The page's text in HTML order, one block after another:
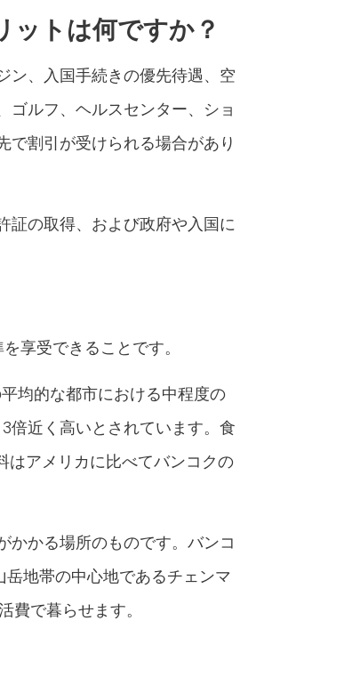
ットは何ですか？
ン、入国手続きの優先待遇、空
ゴルフ、ヘルスセンター、ショ
で割引が受けられる場合があり
証の取得、および政府や入国に
享受できることです。
均的な都市における中程度の
倍近く高いとされています。食
はアメリカに比べてバンコクの
かかる場所のものです。バンコ
地帯の中心地であるチェンマ
で暮らせます。